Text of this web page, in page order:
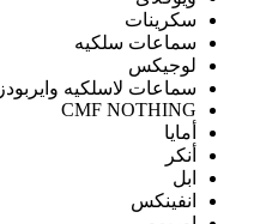
سكرينات
سماعات سلكيه
لوجيكس
سماعات لاسلكيه وايربودز
CMF NOTHING
أمايا
أنكر
ابل
انفينكس